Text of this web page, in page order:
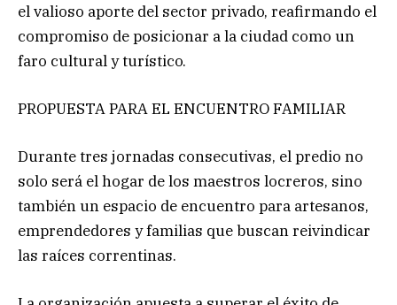
el valioso aporte del sector privado, reafirmando el
compromiso de posicionar a la ciudad como un
faro cultural y turístico.
PROPUESTA PARA EL ENCUENTRO FAMILIAR
Durante tres jornadas consecutivas, el predio no
solo será el hogar de los maestros locreros, sino
también un espacio de encuentro para artesanos,
emprendedores y familias que buscan reivindicar
las raíces correntinas.